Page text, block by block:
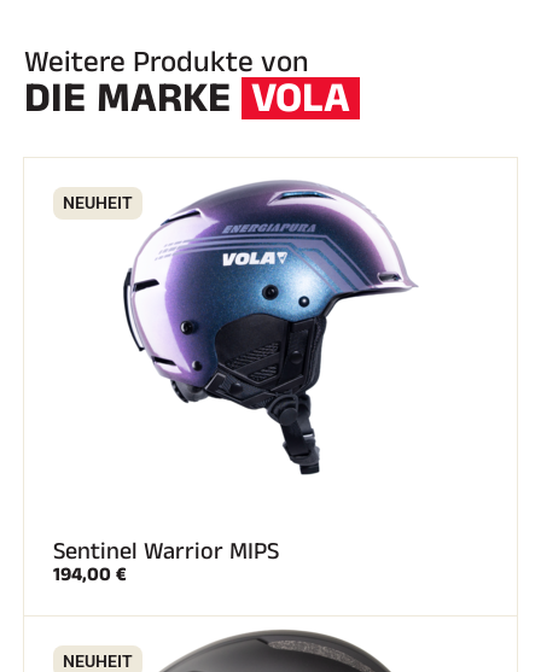
Weitere Produkte von
DIE MARKE VOLA
NEUHEIT
Sentinel Warrior MIPS
194,00 €
NEUHEIT